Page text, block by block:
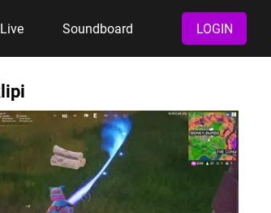
Live Soundboard LOGIN